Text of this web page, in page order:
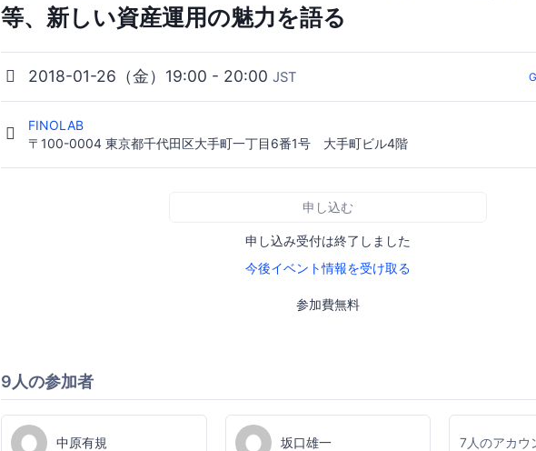
等、新しい資産運用の魅力を語る
2018-01-26（金）19:00 - 20:00 JST
FINOLAB
〒100-0004 東京都千代田区大手町一丁目6番1号 大手町ビル4階
申し込む
申し込み受付は終了しました
今後イベント情報を受け取る
参加費無料
9人の参加者
中原有規 坂口雄一 7人のアカウ